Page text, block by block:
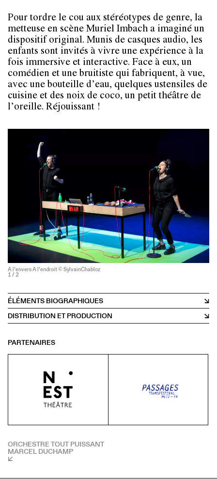
Pour tordre le cou aux stéréotypes de genre, la
metteuse en scène Muriel Imbach a imaginé un
dispositif original. Munis de casques audio, les
enfants sont invités à vivre une expérience à la
fois immersive et interactive. Face à eux, un
comédien et une bruitiste qui fabriquent, à vue,
avec une bouteille d’eau, quelques ustensiles de
cuisine et des noix de coco, un petit théâtre de
l’oreille. Réjouissant !
A l’envers A l’endroit © SylvainChabloz
1 / 2
ÉLÉMENTS BIOGRAPHIQUES
DISTRIBUTION ET PRODUCTION
PARTENAIRES
ORCHESTRE TOUT PUISSANT
MARCEL DUCHAMP